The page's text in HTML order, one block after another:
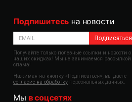
Подпишитесь на новости
Подписаться
Получайте только полезные ссылки и новости о
наших скидках! Мы не занимаемся рассылкой
спама!
Нажимая на кнопку «Подписаться», вы даёте
согласие на обработку персональных данных.
Мы в соцсетях